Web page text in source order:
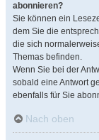
abonnieren?
Sie können ein
dem Sie die
die sich
Themas befinden.
Wenn Sie bei der
sobald eine Antwort
ebenfalls für Sie
Nach oben